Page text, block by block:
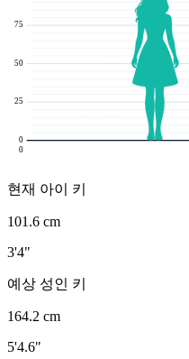
0
25
50
75
0
현재 아이 키
101.6 cm
3'4"
예상 성인 키
164.2 cm
5'4.6"